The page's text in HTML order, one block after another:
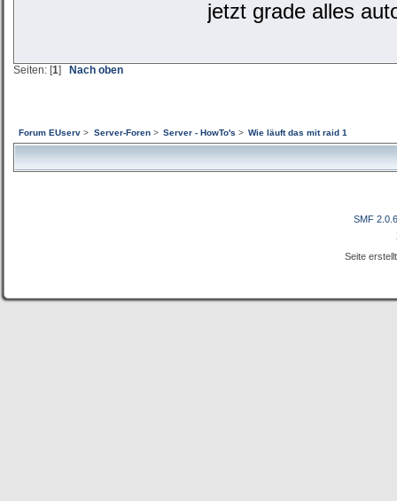
jetzt grade alles
Seiten: [1] Nach oben
Forum EUserv > Server-Foren> Server - HowTo's > Wie läuft das mit raid 1
SMF 2.0.6
Seite